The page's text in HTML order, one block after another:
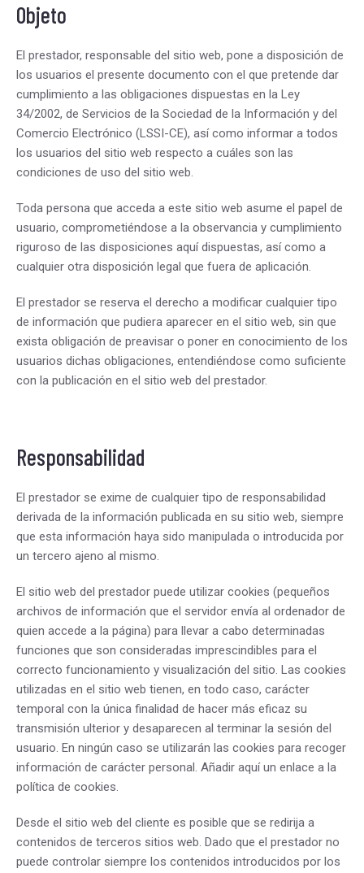
Objeto
El prestador, responsable del sitio web, pone a disposición de
los usuarios el presente documento con el que pretende dar
cumplimiento a las obligaciones dispuestas en la Ley
34/2002, de Servicios de la Sociedad de la Información y del
Comercio Electrónico (LSSI-CE), así como informar a todos
los usuarios del sitio web respecto a cuáles son las
condiciones de uso del sitio web.
Toda persona que acceda a este sitio web asume el papel de
usuario, comprometiéndose a la observancia y cumplimiento
riguroso de las disposiciones aquí dispuestas, así como a
cualquier otra disposición legal que fuera de aplicación.
El prestador se reserva el derecho a modificar cualquier tipo
de información que pudiera aparecer en el sitio web, sin que
exista obligación de preavisar o poner en conocimiento de los
usuarios dichas obligaciones, entendiéndose como suficiente
con la publicación en el sitio web del prestador.
Responsabilidad
El prestador se exime de cualquier tipo de responsabilidad
derivada de la información publicada en su sitio web, siempre
que esta información haya sido manipulada o introducida por
un tercero ajeno al mismo.
El sitio web del prestador puede utilizar cookies (pequeños
archivos de información que el servidor envía al ordenador de
quien accede a la página) para llevar a cabo determinadas
funciones que son consideradas imprescindibles para el
correcto funcionamiento y visualización del sitio. Las cookies
utilizadas en el sitio web tienen, en todo caso, carácter
temporal con la única finalidad de hacer más eficaz su
transmisión ulterior y desaparecen al terminar la sesión del
usuario. En ningún caso se utilizarán las cookies para recoger
información de carácter personal. Añadir aquí un enlace a la
política de cookies.
Desde el sitio web del cliente es posible que se redirija a
contenidos de terceros sitios web. Dado que el prestador no
puede controlar siempre los contenidos introducidos por los